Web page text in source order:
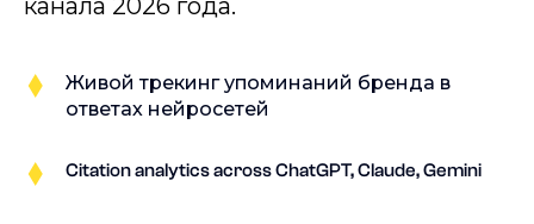
Живой трекинг упоминаний бренда в
ответах нейросетей
Citation analytics across ChatGPT, Claude, Gemini